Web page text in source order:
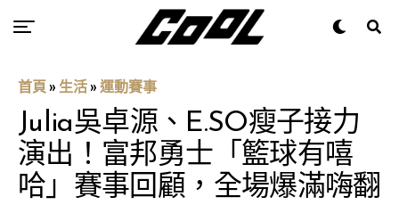
首頁 » 生活 » 運動賽事
Julia吳卓源、E.SO瘦子接力
演出！富邦勇士「籃球有嘻
哈」賽事回顧，全場爆滿嗨翻